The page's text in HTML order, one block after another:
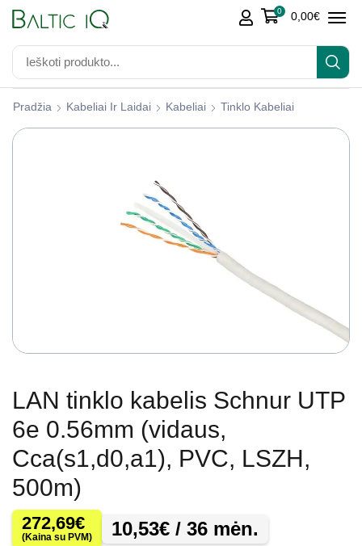
0 0,00€
Pradžia Kabeliai Ir Laidai Kabeliai Tinklo Kabeliai
LAN tinklo kabelis Schnur UTP
6e 0.56mm (vidaus,
Cca(s1,d0,a1), PVC, LSZH,
500m)
272,69€
(Kaina su PVM) 10,53€ / 36 mėn.